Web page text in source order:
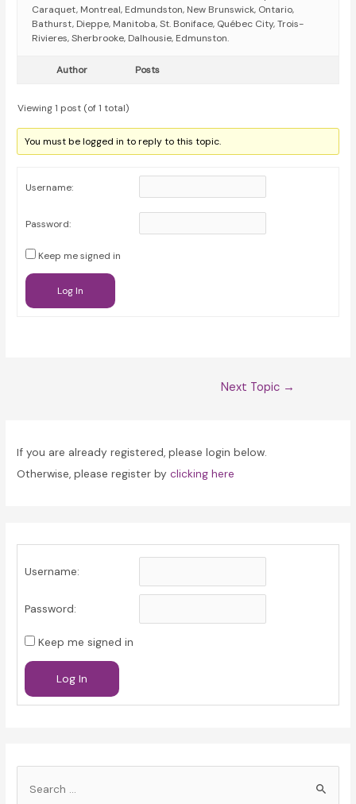
Caraquet, Montreal, Edmundston, New Brunswick, Ontario,
Bathurst, Dieppe, Manitoba, St. Boniface, Québec City, Trois-
Rivieres, Sherbrooke, Dalhousie, Edmunston.
Author Posts
Viewing 1 post (of 1 total)
You must be logged in to reply to this topic.
Username:
Password:
Keep me signed in
Log In
Next Topic →
If you are already registered, please login below.
Otherwise, please register byclicking here
Username:
Password:
Keep me signed in
Log In